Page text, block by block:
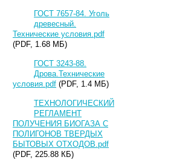
ГОСТ 7657-84. Уголь
древесный.
Технические условия.pdf
(PDF, 1.68 МБ)
ГОСТ 3243-88.
Дрова.Технические
условия.pdf (PDF, 1.4 МБ)
ТЕХНОЛОГИЧЕСКИЙ
РЕГЛАМЕНТ
ПОЛУЧЕНИЯ БИОГАЗА С
ПОЛИГОНОВ ТВЕРДЫХ
БЫТОВЫХ ОТХОДОВ.pdf
(PDF, 225.88 КБ)